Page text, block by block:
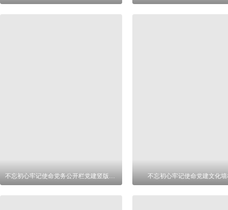
不忘初心牢记使命党务公开栏党建竖版文化墙 不忘初心牢记使命党建文化